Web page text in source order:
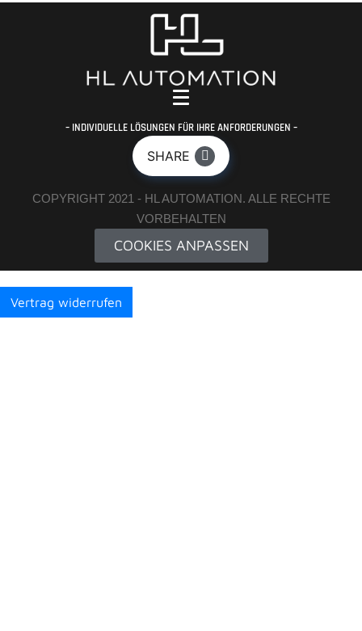
– INDIVIDUELLE LÖSUNGEN FÜR IHRE ANFORDERUNGEN –
SHARE
COPYRIGHT 2021 - HL AUTOMATION. ALLE RECHTE
VORBEHALTEN
COOKIES ANPASSEN
Vertrag widerrufen